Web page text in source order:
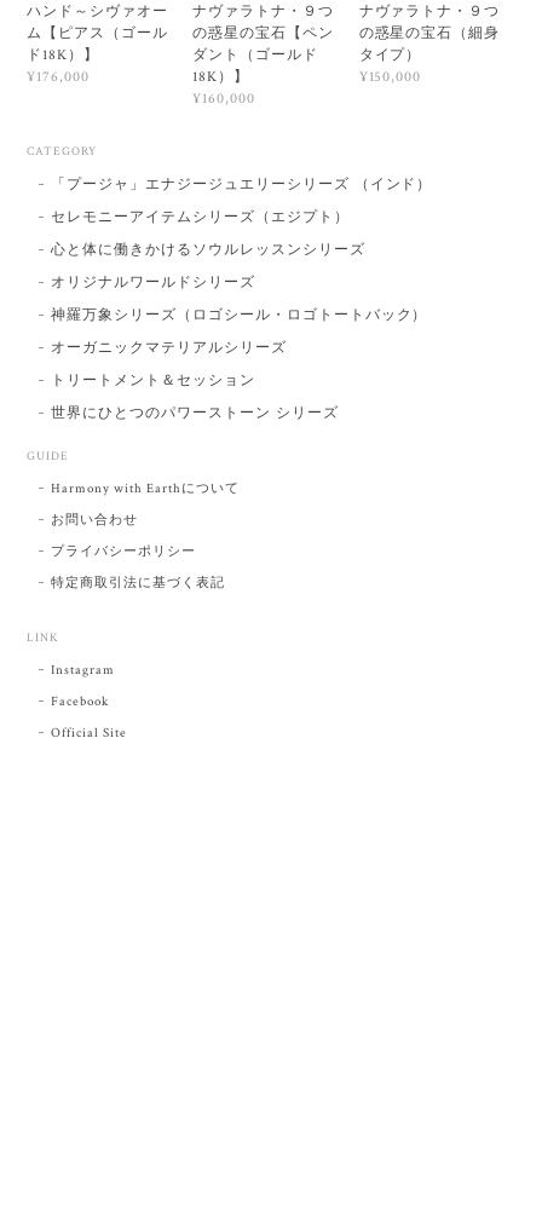
ハンド～シヴァオー
ム【ピアス（ゴール
ド18K）】
¥176,000
ナヴァラトナ・９つ
の惑星の宝石【ペン
ダント（ゴールド
18K）】
¥160,000
ナヴァラトナ・９つ
の惑星の宝石（細身
タイプ）
¥150,000
CATEGORY
「プージャ」エナジージュエリーシリーズ （インド）
セレモニーアイテムシリーズ（エジプト）
心と体に働きかけるソウルレッスンシリーズ
オリジナルワールドシリーズ
神羅万象シリーズ（ロゴシール・ロゴトートバック）
オーガニックマテリアルシリーズ
トリートメント＆セッション
世界にひとつのパワーストーン シリーズ
GUIDE
Harmony with Earthについて
お問い合わせ
プライバシーポリシー
特定商取引法に基づく表記
LINK
Instagram
Facebook
Official Site